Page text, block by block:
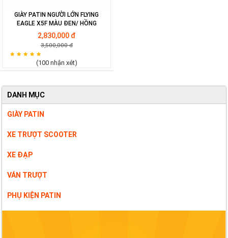
GIÀY PATIN NGƯỜI LỚN FLYING
EAGLE X5F MÀU ĐEN/ HỒNG
2,830,000 đ
3,500,000 đ
(100 nhận xét)
DANH MỤC
GIÀY PATIN
XE TRƯỢT SCOOTER
XE ĐẠP
VÁN TRƯỢT
PHỤ KIỆN PATIN